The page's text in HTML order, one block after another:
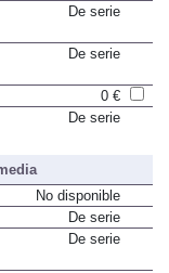
De serie
De serie
0 €
De serie
No disponible
De serie
De serie